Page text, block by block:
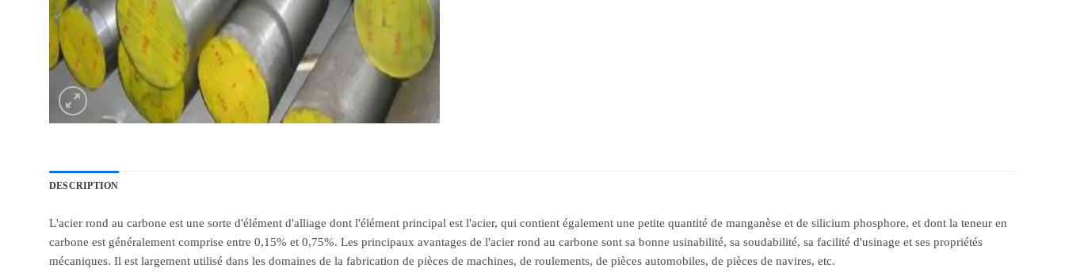
DESCRIPTION
L'acier rond au carbone est une sorte d'élément d'alliage dont l'élément principal est l'acier, qui contient également une petite quantité de manganèse et de silicium phosphore, et dont la teneur en
carbone est généralement comprise entre 0,15% et 0,75%. Les principaux avantages de l'acier rond au carbone sont sa bonne usinabilité, sa soudabilité, sa facilité d'usinage et ses propriétés
mécaniques. Il est largement utilisé dans les domaines de la fabrication de pièces de machines, de roulements, de pièces automobiles, de pièces de navires, etc.